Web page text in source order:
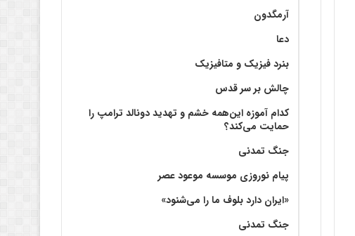
آرمگدون
دعا
بنرد فیزیک و متافیزیک
چالش بر سر قدس
کدام آموزه این‌همه خشم و تهدید دونالد ترامپ را
حمایت می‌کند؟
جنگ تمدنی
پیام نوروزی موسسه موعود عصر
«ایران دارد بلوف ما را می‌شنود»
جنگ تمدنی